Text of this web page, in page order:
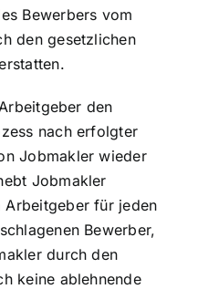
Bewerbers vom
den gesetzlichen
den
nach erfolgter
Jobmakler wieder
Jobmakler
Arbeitgeber für jeden
Bewerber,
durch den
keine ablehnende